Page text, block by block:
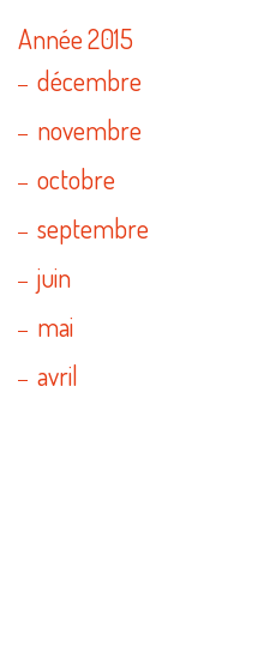
Année 2015
décembre
novembre
octobre
septembre
juin
mai
avril